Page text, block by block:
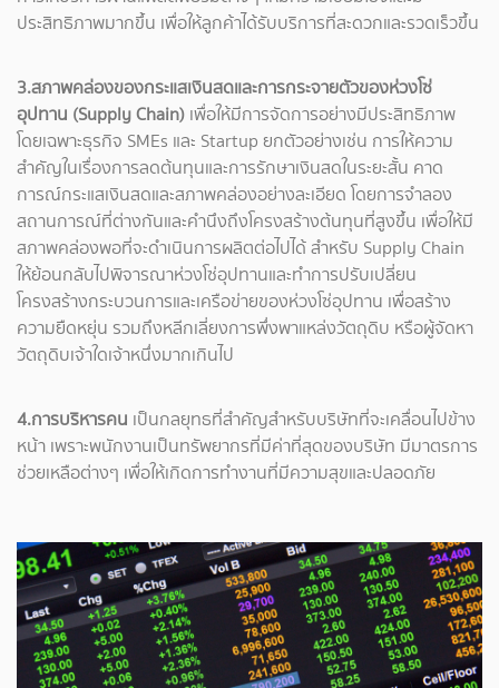
ประสิทธิภาพมากขึ้น เพื่อให้ลูกค้าได้รับบริการที่สะดวกและรวดเร็วขึ้น
3.สภาพคล่องของกระแสเงินสดและการกระจายตัวของห่วงโซ่
อุปทาน (Supply Chain) เพื่อให้มีการจัดการอย่างมีประสิทธิภาพ
โดยเฉพาะธุรกิจ SMEs และ Startup ยกตัวอย่างเช่น การให้ความ
สำคัญในเรื่องการลดต้นทุนและการรักษาเงินสดในระยะสั้น คาด
การณ์กระแสเงินสดและสภาพคล่องอย่างละเอียด โดยการจำลอง
สถานการณ์ที่ต่างกันและคำนึงถึงโครงสร้างต้นทุนที่สูงขึ้น เพื่อให้มี
สภาพคล่องพอที่จะดำเนินการผลิตต่อไปได้ สำหรับ Supply Chain
ให้ย้อนกลับไปพิจารณาห่วงโซ่อุปทานและทำการปรับเปลี่ยน
โครงสร้างกระบวนการและเครือข่ายของห่วงโซ่อุปทาน เพื่อสร้าง
ความยืดหยุ่น รวมถึงหลีกเลี่ยงการพึ่งพาแหล่งวัตถุดิบ หรือผู้จัดหา
วัตถุดิบเจ้าใดเจ้าหนึ่งมากเกินไป
4.การบริหารคน เป็นกลยุทธที่สำคัญสำหรับบริษัทที่จะเคลื่อนไปข้าง
หน้า เพราะพนักงานเป็นทรัพยากรที่มีค่าที่สุดของบริษัท มีมาตรการ
ช่วยเหลือต่างๆ เพื่อให้เกิดการทำงานที่มีความสุขและปลอดภัย